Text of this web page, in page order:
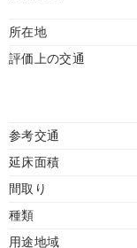
所在地
評価上の交通
参考交通
延床面積
間取り
種類
用途地域